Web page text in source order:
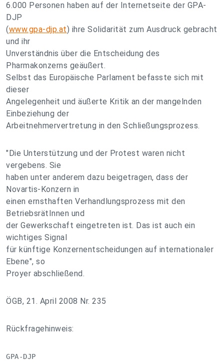
6.000 Personen haben auf der Internetseite der GPA-
DJP
(www.gpa-djp.at) ihre Solidarität zum Ausdruck gebracht
und ihr
Unverständnis über die Entscheidung des
Pharmakonzerns geäußert.
Selbst das Europäische Parlament befasste sich mit
dieser
Angelegenheit und äußerte Kritik an der mangelnden
Einbeziehung der
Arbeitnehmervertretung in den Schließungsprozess.
"Die Unterstützung und der Protest waren nicht
vergebens. Sie
haben unter anderem dazu beigetragen, dass der
Novartis-Konzern in
einen ernsthaften Verhandlungsprozess mit den
BetriebsrätInnen und
der Gewerkschaft eingetreten ist. Das ist auch ein
wichtiges Signal
für künftige Konzernentscheidungen auf internationaler
Ebene", so
Proyer abschließend.
ÖGB, 21. April 2008 Nr. 235
Rückfragehinweis:
GPA-DJP